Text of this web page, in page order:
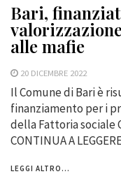
Bari,
alle mafie
20 DICEMBRE 2022
Il Comune di Bari è
finanziamento per i
della Fattoria sociale
CONTINUA A
LEGGI ALTRO...